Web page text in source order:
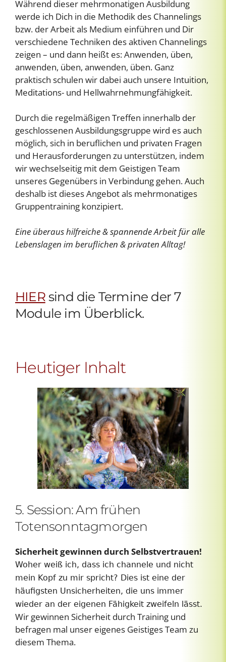
Während dieser mehrmonatigen Ausbildung
werde ich Dich in die Methodik des Channelings
bzw. der Arbeit als Medium einführen und Dir
verschiedene Techniken des aktiven Channelings
zeigen – und dann heißt es: Anwenden, üben,
anwenden, üben, anwenden, üben. Ganz
praktisch schulen wir dabei auch unsere Intuition,
Meditations- und Hellwahrnehmungfähigkeit.
Durch die regelmäßigen Treffen innerhalb der
geschlossenen Ausbildungsgruppe wird es auch
möglich, sich in beruflichen und privaten Fragen
und Herausforderungen zu unterstützen, indem
wir wechselseitig mit dem Geistigen Team
unseres Gegenübers in Verbindung gehen. Auch
deshalb ist dieses Angebot als mehrmonatiges
Gruppentraining konzipiert.
Eine überaus hilfreiche & spannende Arbeit für alle
Lebenslagen im beruflichen & privaten Alltag!
HIERsind die Termine der 7
Module im Überblick.
Heutiger Inhalt
5. Session: Am frühen
Totensonntagmorgen
Sicherheit gewinnen durch Selbstvertrauen!
Woher weiß ich, dass ich channele und nicht
mein Kopf zu mir spricht? Dies ist eine der
häufigsten Unsicherheiten, die uns immer
wieder an der eigenen Fähigkeit zweifeln lässt.
Wir gewinnen Sicherheit durch Training und
befragen mal unser eigenes Geistiges Team zu
diesem Thema.